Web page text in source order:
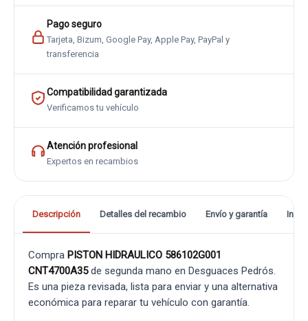
Pago seguro
Tarjeta, Bizum, Google Pay, Apple Pay, PayPal y
transferencia
Compatibilidad garantizada
Verificamos tu vehículo
Atención profesional
Expertos en recambios
Descripción Detalles del recambio Envío y garantía
Compra PISTON HIDRAULICO 586102G001
CNT4700A35de segunda mano en Desguaces Pedrós.
Es una pieza revisada, lista para enviar y una alternativa
económica para reparar tu vehículo con garantía.